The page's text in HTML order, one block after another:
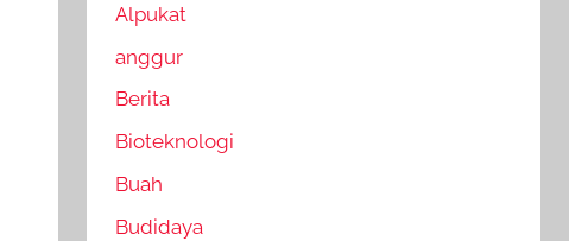
Alpukat
anggur
Berita
Bioteknologi
Buah
Budidaya